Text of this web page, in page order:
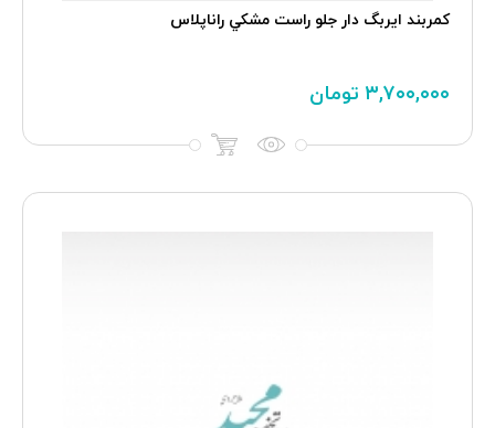
کمربند ايربگ دار جلو راست مشکي راناپلاس
۳,۷۰۰,۰۰۰ تومان